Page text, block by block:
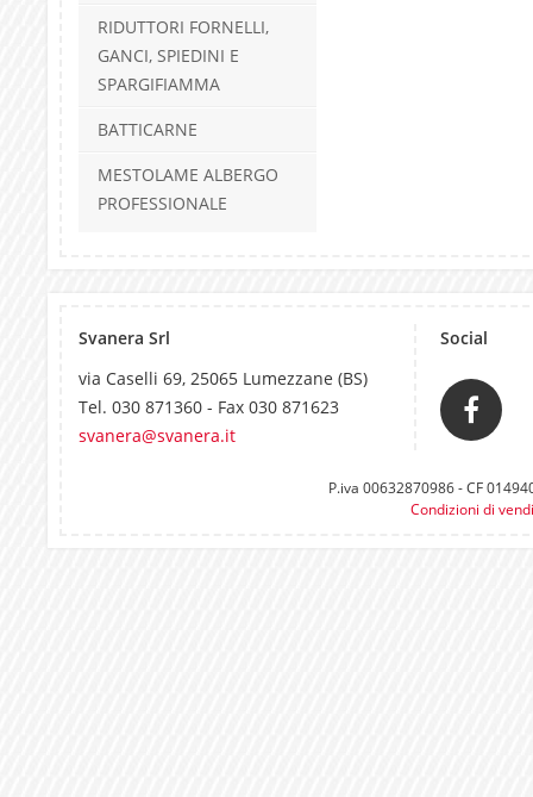
RIDUTTORI FORNELLI,
GANCI, SPIEDINI E
SPARGIFIAMMA
BATTICARNE
MESTOLAME ALBERGO
PROFESSIONALE
Svanera Srl
via Caselli 69, 25065 Lumezzane (BS)
Tel. 030 871360 - Fax 030 871623
svanera@svanera.it
Social
P.iva 00632870986 - CF
Condizioni di